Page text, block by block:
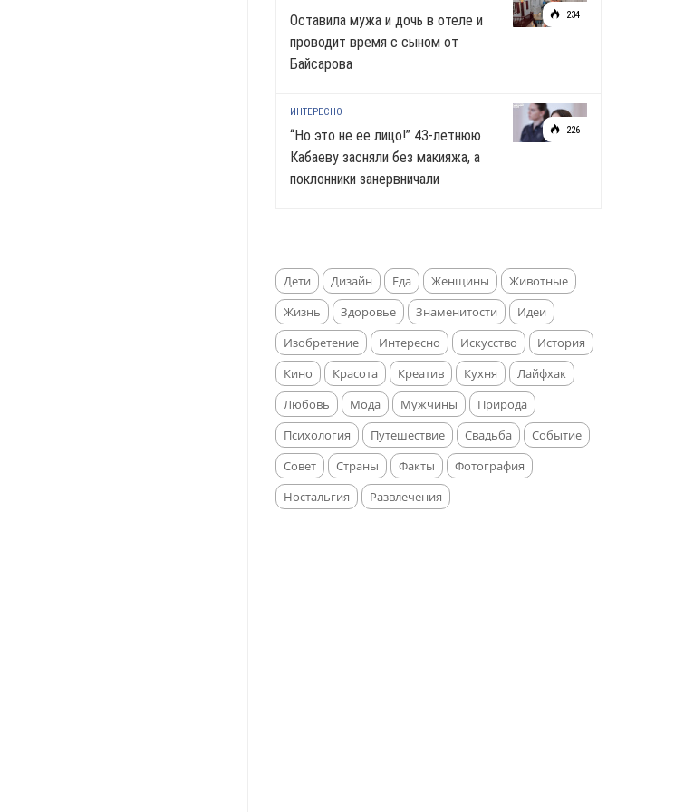
234
Оставила мужа и дочь в отеле и
проводит время с сыном от
Байсарова
226
ИНТЕРЕСНО
“Но это не ее лицо!” 43-летнюю
Кабаеву засняли без макияжа, а
поклонники занервничали
Дети Дизайн Еда Женщины
Животные
Жизнь
Здоровье Знаменитости
Идеи
Изобретение
Интересно Искусство
История
Кино
Красота Креатив Кухня
Лайфхак
Любовь
Мода Мужчины
Природа
Психология
Путешествие Свадьба
Событие
Совет
Страны Факты
Фотография
Ностальгия
Развлечения